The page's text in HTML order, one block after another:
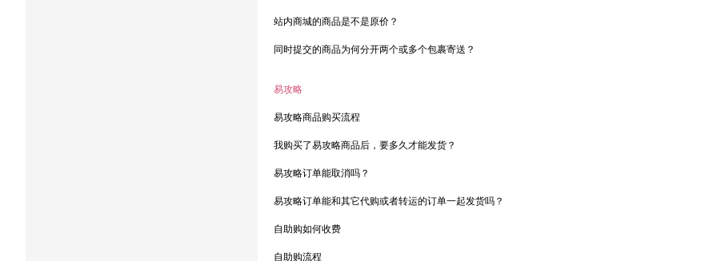
站内商城的商品是不是原价？
同时提交的商品为何分开两个或多个包裹寄送？
易攻略
易攻略商品购买流程
我购买了易攻略商品后，要多久才能发货？
易攻略订单能取消吗？
易攻略订单能和其它代购或者转运的订单一起发货吗？
自助购如何收费
自助购流程